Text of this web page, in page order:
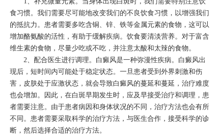
食习惯。我们需要尽可能地改变我们的不良饮食习惯，以增强我们
的抵抗力。患者需要多吃含铜、锌、铁等金属元素的食物，这可以
增加酪氨酸的活性，有助于缓解疾病。饮食要清淡营养。对于富含
维生素的食物，尽量少吃或不吃，并注意太酸和太辣的食物。
2、配合医生进行调理。白癜风是一种弥漫性疾病。白癜风出
现后，短时间内可能处于稳定状态。一旦患者受到外界刺激和伤
害，皮肤处于应激状态，就会导致白癜风的蔓延和蔓延，治疗难度
也会增加。因此，在白斑早期发生时，应及早接受治疗和调理，患
者需要注意。由于患者病因和身体状况的不同，治疗方法也会有所
不同。患者需要采取科学的治疗方法，与医生合作，接受科学的诊
断，然后选择合适的治疗方法。